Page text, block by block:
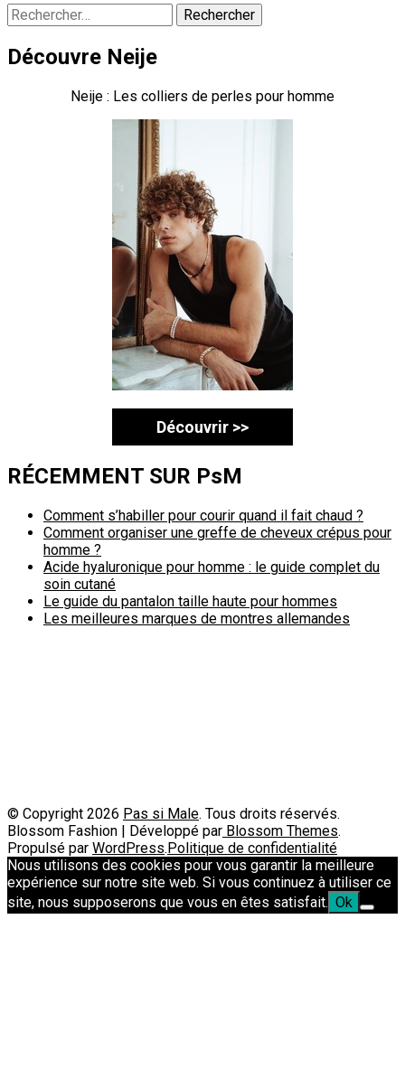
Rechercher :
Découvre Neije
Neije : Les colliers de perles pour homme
Découvrir >>
RÉCEMMENT SUR PsM
Comment s’habiller pour courir quand il fait chaud ?
Comment organiser une greffe de cheveux crépus pour
homme ?
Acide hyaluronique pour homme : le guide complet du
soin cutané
Le guide du pantalon taille haute pour hommes
Les meilleures marques de montres allemandes
© Copyright 2026 Pas si Male. Tous droits réservés.
Blossom Fashion | Développé par Blossom Themes.
Propulsé par WordPress.Politique de confidentialité
Nous utilisons des cookies pour vous garantir la meilleure
expérience sur notre site web. Si vous continuez à utiliser ce
site, nous supposerons que vous en êtes satisfait. Ok